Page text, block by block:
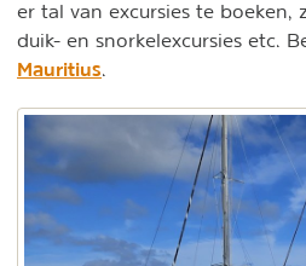
er tal van excursies te boeken,
duik- en snorkelexcursies etc.
Mauritius